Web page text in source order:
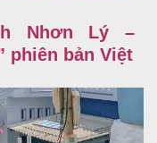
Nhơn Lý –
phiên bản Việt